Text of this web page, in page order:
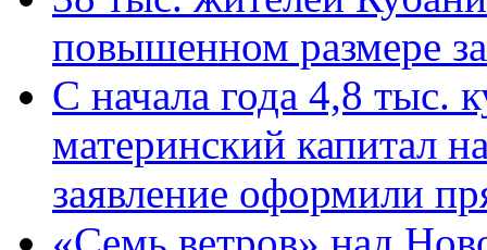
повышенном размере
С начала года 4,8 тыс.
материнский капитал
заявление оформили